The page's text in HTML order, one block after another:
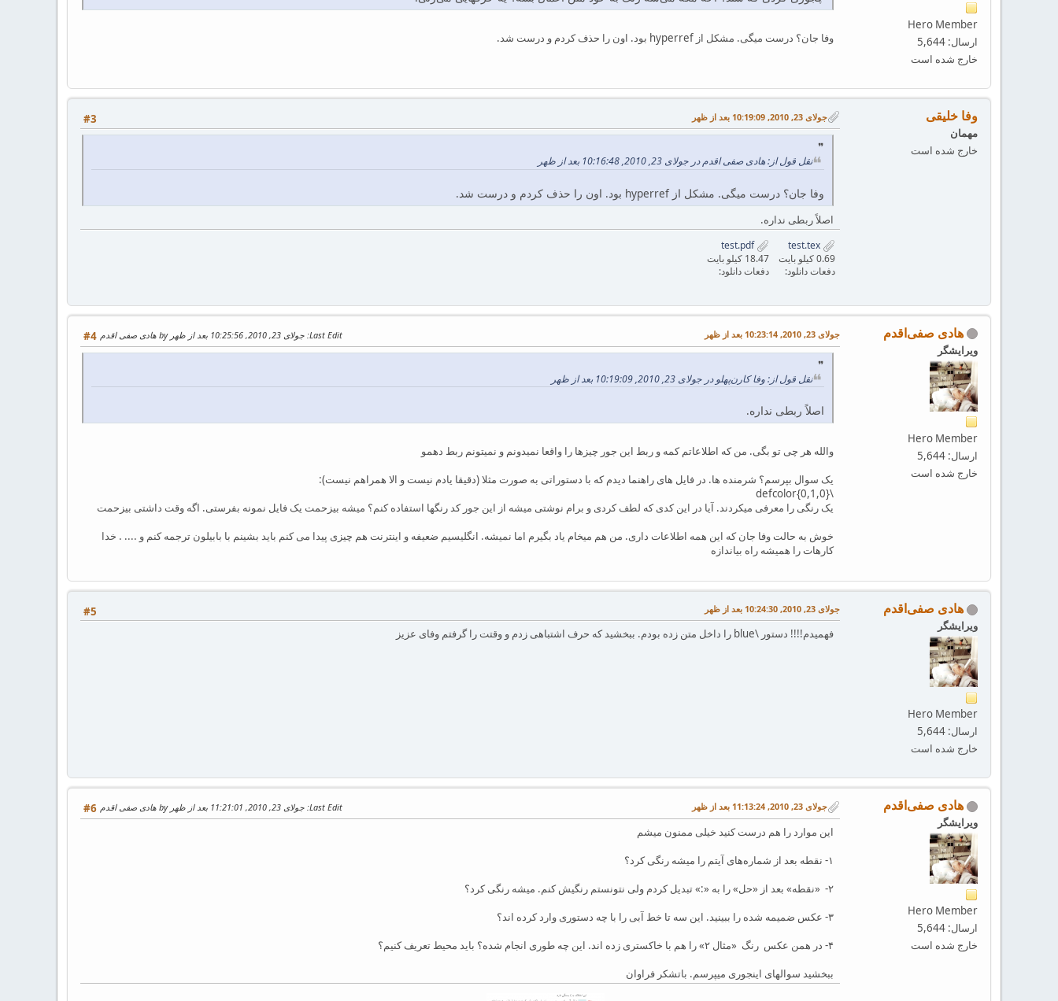
Hero Member
ارسال: 5,644
خارج شده است
وفا جان؟ درست میگی. مشکل از hyperref بود. اون را حذف کردم و درست شد.
وفا خلیقی
مهمان
خارج شده است
#3 جولای 23, 2010, 10:19:09 بعد از ظهر
نقل قول از: هادی صفی اقدم در جولای 23, 2010, 10:16:48 بعد از ظهر
وفا جان؟ درست میگی. مشکل از hyperref بود. اون را حذف کردم و درست شد.
اصلاً ربطی نداره.
0.69 کیلو بایت
دفعات دانلود:
test.pdf
18.47 کیلو بایت
دفعات دانلود:
هادی صفی‌اقدم
ویرایشگر
Hero Member
ارسال: 5,644
خارج شده است
#4 جولای 23, 2010, 10:23:14 بعد از ظهر Last Edit: جولای 23, 2010, 10:25:56 بعد از ظهر by هادی صفی اقدم
نقل قول از: وفا کارن‌پهلو در جولای 23, 2010, 10:19:09 بعد از ظهر
اصلاً ربطی نداره.
والله هر چی تو بگی. من که اطلاعاتم کمه و ربط این جور چیزها را واقعا نمیدونم و نمیتونم ربط دهمو
یک سوال بپرسم؟ شرمنده ها. در فایل های راهنما دیدم که با دستوراتی به صورت مثلا (دقیقا یادم نیست و الا همراهم نیست):
\defcolor{0,1,0}
یک رنگی را معرفی میکردند. آیا در این کدی که لطف کردی و برام نوشتی میشه از این جور کد رنگها استفاده کنم؟ میشه بیزحمت یک فایل نمونه بفرستی. اگه وقت داشتی بیزحمت
خوش به حالت وفا جان که این همه اطلاعات داری. من هم میخام یاد بگیرم اما نمیشه. انگلیسیم ضعیفه و اینترنت هم چیزی پیدا می کنم باید بشینم با بابیلون ترجمه کنم و .... . خدا
کارهات را همیشه راه بیاندازه
هادی صفی‌اقدم
ویرایشگر
Hero Member
ارسال: 5,644
خارج شده است
#5 جولای 23, 2010, 10:24:30 بعد از ظهر
فهمیدم!!!! دستور \blue را داخل متن زده بودم. ببخشید که حرف اشتباهی زدم و وقتت را گرفتم وفای عزیز
هادی صفی‌اقدم
ویرایشگر
Hero Member
ارسال: 5,644
خارج شده است
#6 جولای 23, 2010, 11:13:24 بعد از ظهر Last Edit: جولای 23, 2010, 11:21:01 بعد از ظهر by هادی صفی اقدم
این موارد را هم درست کنید خیلی ممنون میشم
۱- نقطه بعد از شماره‌های آیتم را میشه رنگی کرد؟
۲- «نقطه» بعد از «حل» را به «:» تبدیل کردم ولی نتونستم رنگیش کنم. میشه رنگی کرد؟
۳- عکس ضمیمه شده را ببینید. این سه تا خط آبی را با چه دستوری وارد کرده اند؟
۴- در همن عکس رنگ «مثال ۲» را هم با خاکستری زده اند. این چه طوری انجام شده؟ باید محیط تعریف کنیم؟
ببخشید سوالهای اینجوری میپرسم. باتشکر فراوان